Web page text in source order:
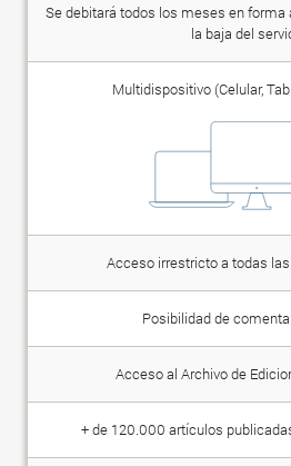
Se debitará todos los meses en
la baja del
Multidispositivo (Celular,
Acceso irrestricto a todas las
Posibilidad de
Acceso al Archivo de
+ de 120.000 artículos